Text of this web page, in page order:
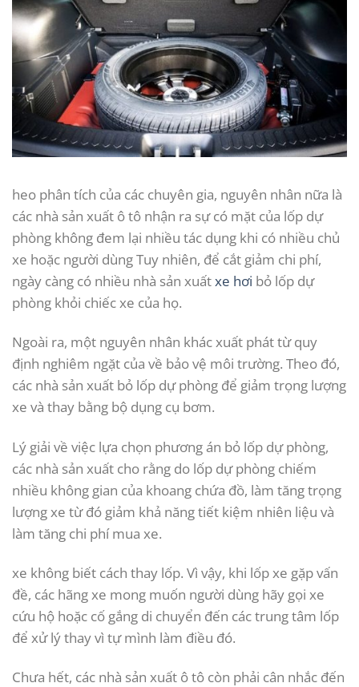
heo phân tích của các chuyên gia, nguyên nhân nữa là
các nhà sản xuất ô tô nhận ra sự có mặt của lốp dự
phòng không đem lại nhiều tác dụng khi có nhiều chủ
xe hoặc người dùng Tuy nhiên, để cắt giảm chi phí,
ngày càng có nhiều nhà sản xuấtxe hơi bỏ lốp dự
phòng khỏi chiếc xe của họ.
Ngoài ra, một nguyên nhân khác xuất phát từ quy
định nghiêm ngặt của về bảo vệ môi trường. Theo đó,
các nhà sản xuất bỏ lốp dự phòng để giảm trọng lượng
xe và thay bằng bộ dụng cụ bơm.
Lý giải về việc lựa chọn phương án bỏ lốp dự phòng,
các nhà sản xuất cho rằng do lốp dự phòng chiếm
nhiều không gian của khoang chứa đồ, làm tăng trọng
lượng xe từ đó giảm khả năng tiết kiệm nhiên liệu và
làm tăng chi phí mua xe.
xe không biết cách thay lốp. Vì vậy, khi lốp xe gặp vấn
đề, các hãng xe mong muốn người dùng hãy gọi xe
cứu hộ hoặc cố gắng di chuyển đến các trung tâm lốp
để xử lý thay vì tự mình làm điều đó.
Chưa hết, các nhà sản xuất ô tô còn phải cân nhắc đến